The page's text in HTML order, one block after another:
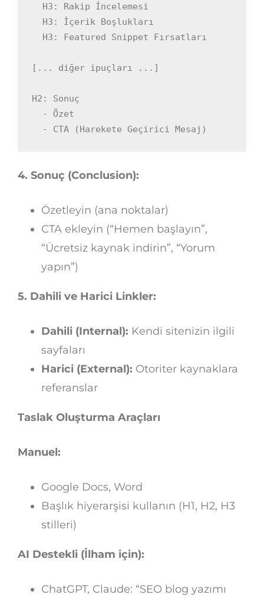
  H3: Rakip İncelemesi
  H3: İçerik Boşlukları
  H3: Featured Snippet Fırsatları
[... diğer ipuçları ...]
H2: Sonuç
  - Özet
  - CTA (Harekete Geçirici Mesaj)
4. Sonuç (Conclusion):
Özetleyin (ana noktalar)
CTA ekleyin (“Hemen başlayın”,
“Ücretsiz kaynak indirin”, “Yorum
yapın”)
5. Dahili ve Harici Linkler:
Dahili (Internal): Kendi sitenizin ilgili
sayfaları
Harici (External): Otoriter kaynaklara
referanslar
Taslak Oluşturma Araçları
Manuel:
Google Docs, Word
Başlık hiyerarşisi kullanın (H1, H2, H3
stilleri)
AI Destekli (İlham için):
ChatGPT, Claude: “SEO blog yazımı